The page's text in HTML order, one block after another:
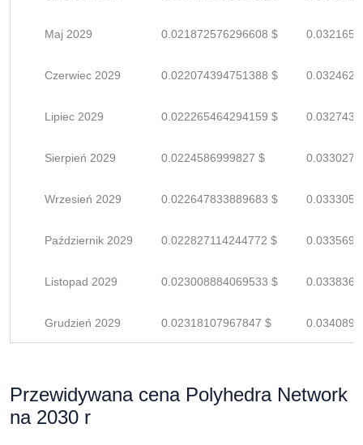
Maj 2029 0.021872576296608 $
Czerwiec 2029 0.022074394751388 $
Lipiec 2029 0.022265464294159 $
Sierpień 2029 0.0224586999827 $
Wrzesień 2029 0.022647833889683 $
Październik 2029 0.022827114244772 $
Listopad 2029 0.023008884069533 $
Grudzień 2029 0.02318107967847 $
Przewidywana cena Polyhedra Network
na 2030 r